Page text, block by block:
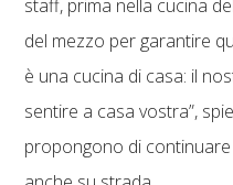
staff, prima nella cucina
del mezzo per garantire
è una cucina di casa: il
sentire a casa vostra”,
propongono di